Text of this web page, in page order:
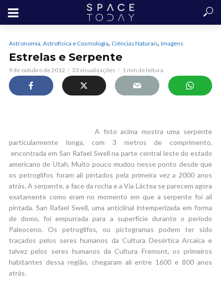
Astronomia, Astrofísica e Cosmologia, Ciências Naturais, Imagens
Estrelas e Serpente
9 de outubro de 2012 33 visualizações 1 min de leitura
A foto acima mostra uma serpente
particularmente longa, com 3 metros de comprimento,
encontrada em San Rafael Swell na parte central leste do estado
americano de Utah. Muito pouco mudou nesse ponto desde que
os petroglifos foram ali pintados pela primeira vez a 2000 anos
atrás. A serpente, a face da rocha e a Via Láctea se parecem agora
exatamente como eram no momento em que a serpente foi ali
pintada. San Rafael Swell, uma anticlinal intemperizada em forma
de domo, foi empurrada para a superfície durante o período
Paleoceno. Os petroglifos, ou pictogramas podem ter sido
traçados pelos seres humanos da Cultura Desértica Arcaica e
talvez pelos seres humanos da Cultura Fremont, os primeiros
habitantes dessa região, chegaram ali entre 1600 e 800 anos
atrás.